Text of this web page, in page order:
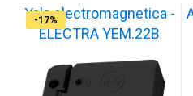
-17%
Yala electromagnetica -
ELECTRA YEM.22B
-17%
-17%
-17%
-17%
-17%
-17%
-17%
-17%
-17%